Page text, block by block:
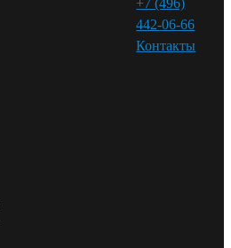
442-06-66
Контакты⁠